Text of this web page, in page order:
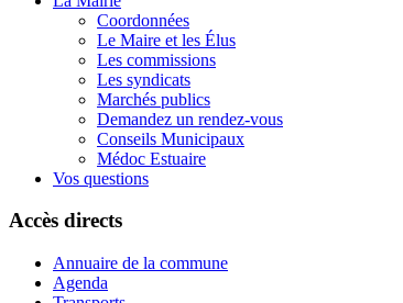
Coordonnées
Le Maire et les Élus
Les commissions
Les syndicats
Marchés publics
Demandez un rendez-vous
Conseils Municipaux
Médoc Estuaire
Vos questions
Accès directs
Annuaire de la commune
Agenda